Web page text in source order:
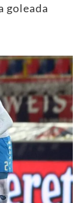
goleada